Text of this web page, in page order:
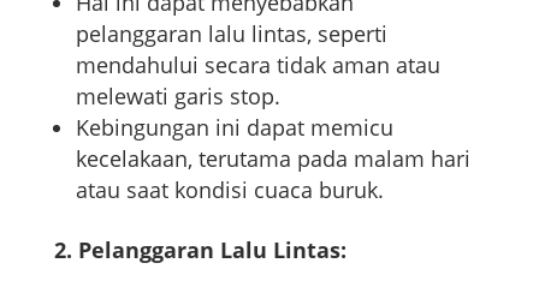
pelanggaran lalu lintas, seperti
mendahului secara tidak aman atau
melewati garis stop.
Kebingungan ini dapat memicu
kecelakaan, terutama pada malam hari
atau saat kondisi cuaca buruk.
2. Pelanggaran Lalu Lintas: